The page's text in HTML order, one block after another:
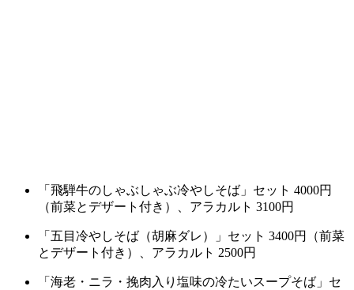
「飛騨牛のしゃぶしゃぶ冷やしそば」セット 4000円
（前菜とデザート付き）、アラカルト 3100円
「五目冷やしそば（胡麻ダレ）」セット 3400円（前菜
とデザート付き）、アラカルト 2500円
「海老・ニラ・挽肉入り塩味の冷たいスープそば」セ